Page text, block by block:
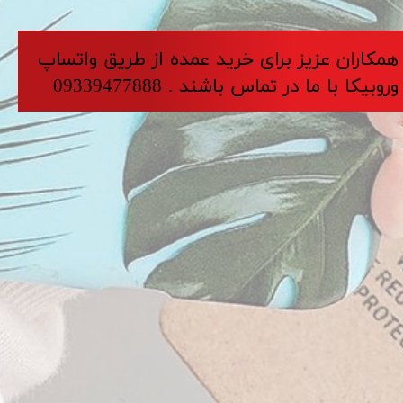
​​​همکاران عزیز برای خرید عمده از طریق واتساپ
وروبیکا با ما در تماس باشند . 09339477888